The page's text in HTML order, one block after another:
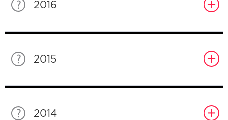
2016
2015
2014